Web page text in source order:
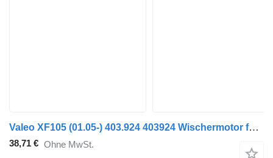
Valeo XF105 (01.05-) 403.924 403924 Wischermotor für DAF XF95, XF105 (2001-2014) Sattelzugmaschine
38,71 € Ohne MwSt.